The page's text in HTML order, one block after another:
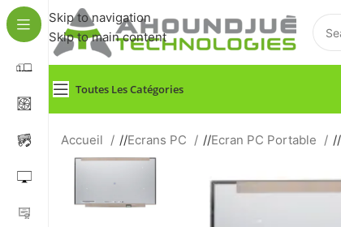
Skip to navigation
Skip to main content
Toutes Les Catégories
Accueil / Ecrans PC / Ecran PC Portable /